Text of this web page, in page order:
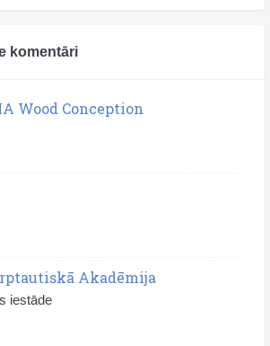
komentāri
Wood Conception
Akadēmija
iestāde